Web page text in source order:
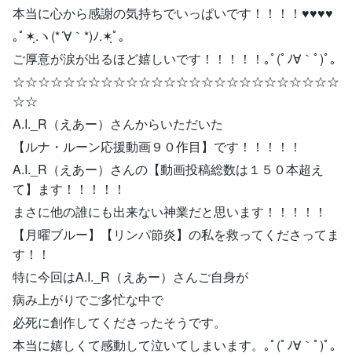
本当に心から感謝の気持ちでいっぱいです！！！！♥♥♥♥
｡ﾟ✶ฺ.ヽ(*´∀｀*)ﾉ.✶ฺﾟ｡
ご厚意が涙が出るほど嬉しいです！！！！！｡ﾟ(ﾟﾉ∀｀ﾟ)ﾟ｡
☆☆☆☆☆☆☆☆☆☆☆☆☆☆☆☆☆☆☆☆☆☆☆☆☆☆
☆☆
A.I._R（えあー）さんからいただいた
【ルナ・ルーン応援動画９０作目】です！！！！！
A.I._R（えあー）さんの【動画投稿総数は１５０本超え
て】ます！！！！！
まさに他の誰にも出来ない神業だと思います！！！！！
【月曜ブルー】【リンパ節炎】の私を救ってくださってま
す！！
特に今回はA.I._R（えあー）さんご自身が
病み上がりでご多忙な中で
必死に創作してくださったそうです。
本当に嬉しくて感動して泣いてしまいます。｡ﾟ(ﾟﾉ∀｀ﾟ)ﾟ｡